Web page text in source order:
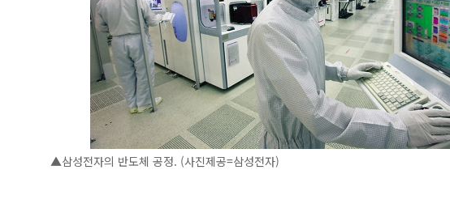
▲삼성전자의 반도체 공정. (사진제공=삼성전자)